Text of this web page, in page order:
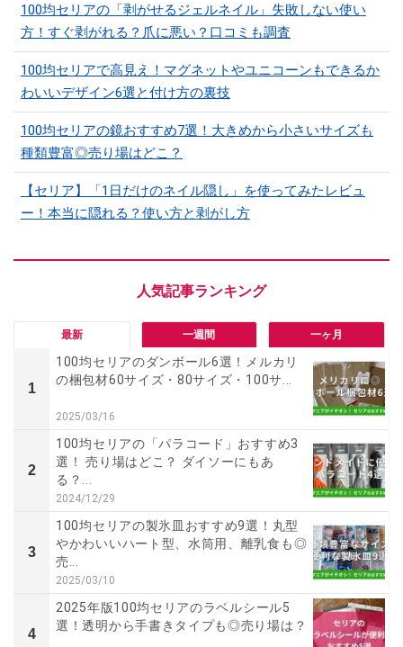
100均セリアの「剥がせるジェルネイル」失敗しない使い
方！すぐ剥がれる？爪に悪い？口コミも調査
100均セリアで高見え！マグネットやユニコーンもできるか
わいいデザイン6選と付け方の裏技
100均セリアの鏡おすすめ7選！大きめから小さいサイズも
種類豊富◎売り場はどこ？
【セリア】「1日だけのネイル隠し」を使ってみたレビュ
ー！本当に隠れる？使い方と剥がし方
最新 一週間 一ヶ月
1
100均セリアのダンボール6選！メルカリ
の梱包材60サイズ・80サイズ・100サ...
2025/03/16
2
100均セリアの「パラコード」おすすめ3
選！ 売り場はどこ？ ダイソーにもあ
る？...
2024/12/29
3
100均セリアの製氷皿おすすめ9選！丸型
やかわいいハート型、水筒用、離乳食も◎
売...
2025/03/10
4
2025年版100均セリアのラベルシール5
選！透明から手書きタイプも◎売り場は？